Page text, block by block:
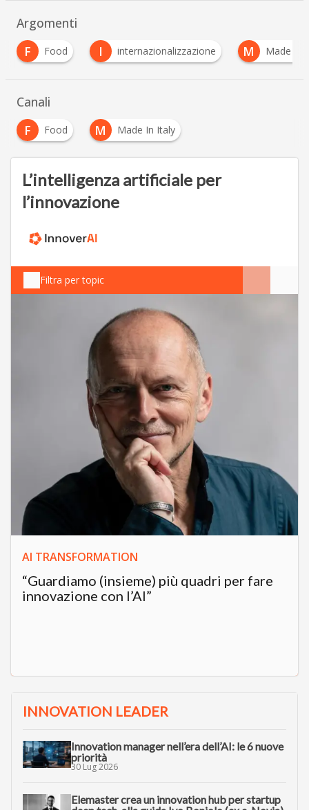
Argomenti
F
Food I internazionalizzazione M Made in
Canali
F
Food M Made In Italy
L’intelligenza artificiale per
l’innovazione
Filtra per topic
AI TRANSFORMATION
“Guardiamo (insieme) più quadri per fare
innovazione con l’AI”
INNOVATION LEADER
Innovation manager nell’era dell’AI: le 6 nuove
priorità
30 Lug 2026
Elemaster crea un innovation hub per startup